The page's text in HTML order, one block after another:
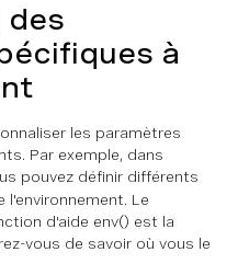
des
à
les paramètres
Par exemple, dans
pouvez définir différents
l'environnement. Le
d'aide env() est la
vous de savoir où vous le